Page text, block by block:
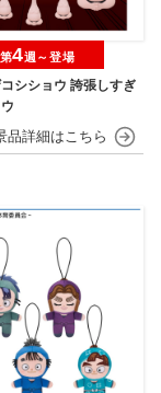
シショウ 誇張しすぎ
4週～登場